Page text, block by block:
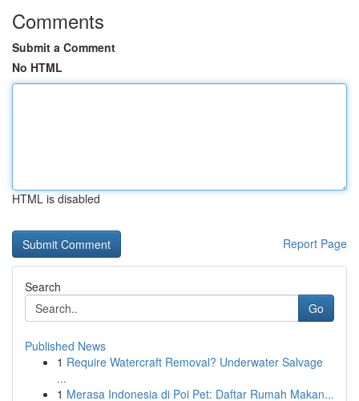
Comments
Submit a Comment
No HTML
HTML is disabled
Report Page
Search
Go
Published News
1 Require Watercraft Removal? Underwater Salvage
...
1 Merasa Indonesia di Poi Pet: Daftar Rumah Makan...